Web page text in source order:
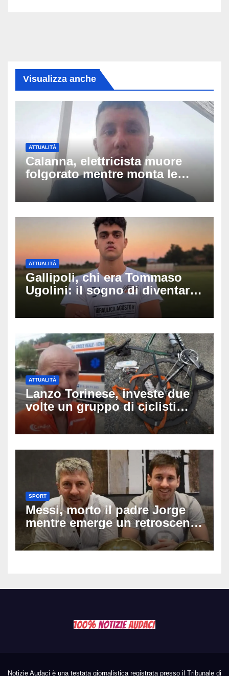
Visualizza anche
ATTUALITÀ
Calanna, elettricista muore
folgorato mentre monta le
luminarie della festa: chi era
Fabio Calabrò e cosa è
ATTUALITÀ
Gallipoli, chi era Tommaso
Ugolini: il sogno di diventare
medico e la fascia da
capitano, il dolore di Bologna
ATTUALITÀ
Lanzo Torinese, investe due
volte un gruppo di ciclisti
dopo una lite: arrestato
73enne, il racconto choc di un
SPORT
Messi, morto il padre Jorge
mentre emerge un retroscena
choc: le minacce di morte al
fuoriclasse durante i Mondiali
Notizie Audaci è una testata giornalistica registrata presso il Tribunale di